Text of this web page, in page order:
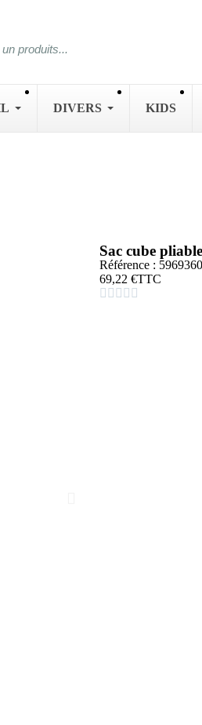
DIVERS KIDS
Sac cube
Référence :
69,22 €TTC
    